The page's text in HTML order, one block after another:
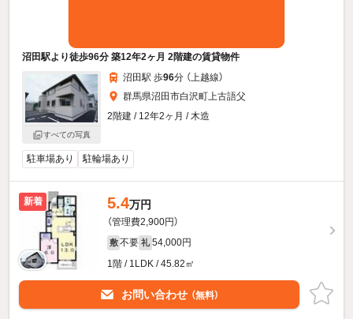
沼田駅より徒歩96分 築12年2ヶ月 2階建の賃貸物件
すべての写真
沼田駅 歩96分 （上越線）
群馬県沼田市白沢町上古語父
2階建 / 12年2ヶ月 / 木造
駐車場あり 駐輪場あり
新着 5.4万円
（管理費2,900円）
敷 不要 礼 54,000円
1階 / 1LDK / 45.82㎡
お問い合わせ （無料）